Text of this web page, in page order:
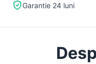
Garantie 24 luni